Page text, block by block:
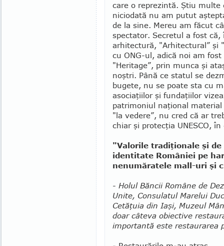
care o reprezintă. Ştiu multe
niciodată nu am putut
de la sine. Me­reu am făcut
spec­tator. Secretul a fost
arhitectură, "Arhitectural” şi
cu ONG-ul, adică noi am
"Heritage”, prin munca şi
noştri. Până ce statul se
bugete, nu se poate sta cu
asociaţiilor şi fundaţiilor
patrimoniul naţional
"la vedere”, nu cred că ar
chiar şi protecţia UNESCO,
"Valorile tradiţionale şi
identitate României pe
nenumăratele mall-uri şi
- Holul Băncii Române de
Unite, Consulatul Marelui
Cetăţuia din Iaşi, Muzeul
doar câteva obiective
importantă este restaurarea